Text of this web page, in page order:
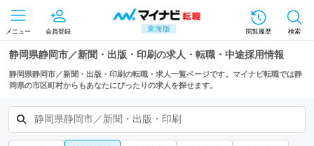
東海版
メニュー 会員登録 閲覧履歴 検索
静岡県静岡市／新聞・出版・印刷の求人・転職・中途採用情報
静岡県静岡市／新聞・出版・印刷の転職・求人一覧ページです。マイナビ転職では静
岡県の市区町村からもあなたにぴったりの求人を探せます。
静岡県静岡市／新聞・出版・印刷